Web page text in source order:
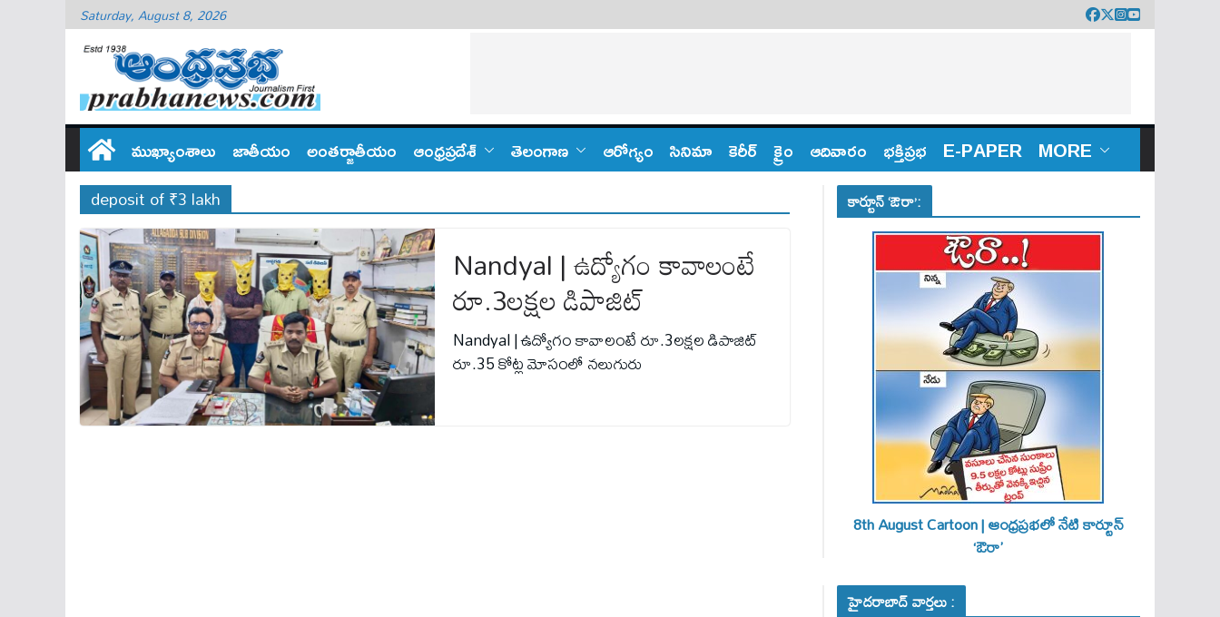
Saturday, August 8, 2026
ముఖ్యాంశాలు జాతీయం అంతర్జాతీయం ఆంధ్ర‌ప్ర‌దేశ్ తెలంగాణ‌ ఆరోగ్యం సినిమా కెరీర్ క్రైం ఆదివారం భక్తిప్రభ E-PAPER MORE
deposit of ₹3 lakh
Nandyal | ఉద్యోగం కావాలంటే
రూ.3లక్షల డిపాజిట్
Nandyal | ఉద్యోగం కావాలంటే రూ.3లక్షల డిపాజిట్
రూ.35 కోట్ల మోసంలో నలుగురు
కార్టూన్ ‘ఔరా’:
8th August Cartoon | ఆంధ్రప్రభలో నేటి కార్టూన్
‘ఔరా’
హైదరాబాద్ వార్తలు :